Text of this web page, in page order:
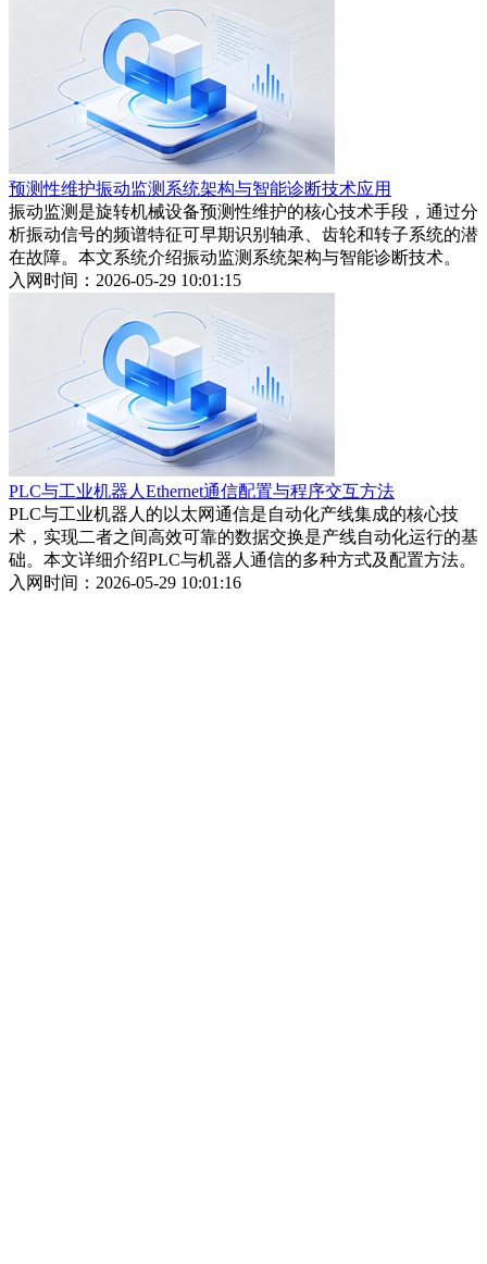
预测性维护振动监测系统架构与智能诊断技术应用
振动监测是旋转机械设备预测性维护的核心技术手段，通过分
析振动信号的频谱特征可早期识别轴承、齿轮和转子系统的潜
在故障。本文系统介绍振动监测系统架构与智能诊断技术。
入网时间：2026-05-29 10:01:15
PLC与工业机器人Ethernet通信配置与程序交互方法
PLC与工业机器人的以太网通信是自动化产线集成的核心技
术，实现二者之间高效可靠的数据交换是产线自动化运行的基
础。本文详细介绍PLC与机器人通信的多种方式及配置方法。
入网时间：2026-05-29 10:01:16